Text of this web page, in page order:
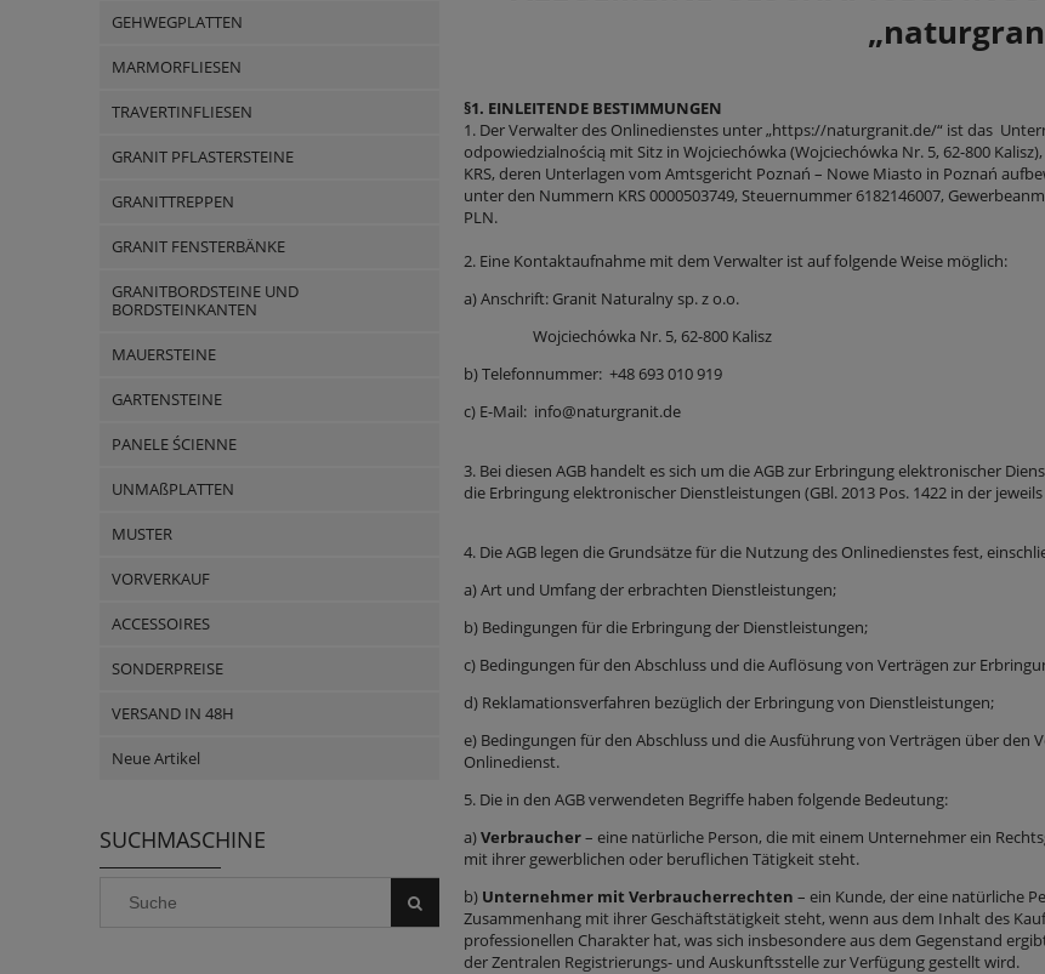
GEHWEGPLATTEN
MARMORFLIESEN
TRAVERTINFLIESEN
GRANIT PFLASTERSTEINE
GRANITTREPPEN
GRANIT FENSTERBÄNKE
GRANITBORDSTEINE UND
BORDSTEINKANTEN
MAUERSTEINE
GARTENSTEINE
PANELE ŚCIENNE
UNMAßPLATTEN
MUSTER
VORVERKAUF
ACCESSOIRES
SONDERPREISE
VERSAND IN 48H
Neue Artikel
SUCHMASCHINE
§1. EINLEITENDE BESTIMMUNGEN
1. Der Verwalter des Onlinedienstes unter „https://naturgranit.de/“ ist das
odpowiedzialnością mit Sitz in Wojciechówka (Wojciechówka Nr. 5, 62-800
KRS, deren Unterlagen vom Amtsgericht Poznań – Nowe Miasto in Poznań
unter den Nummern KRS 0000503749, Steuernummer 6182146007,
PLN.
2. Eine Kontaktaufnahme mit dem Verwalter ist auf folgende Weise möglich:
a) Anschrift: Granit Naturalny sp. z o.o.
Wojciechówka Nr. 5, 62-800 Kalisz
b) Telefonnummer: +48 693 010 919
c) E-Mail: info@naturgranit.de
3. Bei diesen AGB handelt es sich um die AGB zur Erbringung elektronischer
die Erbringung elektronischer Dienstleistungen (GBl. 2013 Pos. 1422 in der
4. Die AGB legen die Grundsätze für die Nutzung des Onlinedienstes fest,
a) Art und Umfang der erbrachten Dienstleistungen;
b) Bedingungen für die Erbringung der Dienstleistungen;
c) Bedingungen für den Abschluss und die Auflösung von Verträgen zur
d) Reklamationsverfahren bezüglich der Erbringung von Dienstleistungen;
e) Bedingungen für den Abschluss und die Ausführung von Verträgen über
Onlinedienst.
5. Die in den AGB verwendeten Begriffe haben folgende Bedeutung:
a)Verbraucher– eine natürliche Person, die mit einem Unternehmer ein
mit ihrer gewerblichen oder beruflichen Tätigkeit steht.
b) Unternehmer mit Verbraucherrechten – ein Kunde, der eine natürliche
Zusammenhang mit ihrer Geschäftstätigkeit steht, wenn aus dem Inhalt des
professionellen Charakter hat, was sich insbesondere aus dem Gegenstand
der Zentralen Registrierungs- und Auskunftsstelle zur Verfügung gestellt wird.